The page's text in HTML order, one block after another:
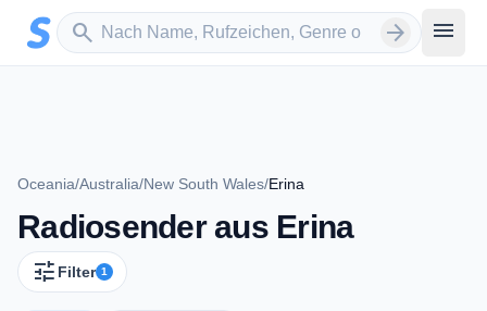
Zum Hauptinhalt springen
search
Sender suchen arrow_forward menu
Oceania/Australia/New South Wales/Erina
Radiosender aus Erina
tune Filter 1